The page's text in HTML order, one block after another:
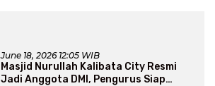
June 18, 2026 12:05 WIB
Masjid Nurullah Kalibata City Resmi
Jadi Anggota DMI, Pengurus Siap